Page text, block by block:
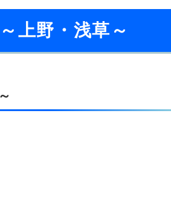
上野・浅草～